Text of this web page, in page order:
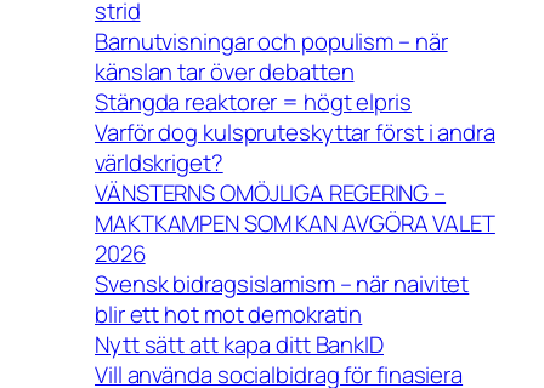
strid
Barnutvisningar och populism – när
känslan tar över debatten
Stängda reaktorer = högt elpris
Varför dog kulspruteskyttar först i andra
världskriget?
VÄNSTERNS OMÖJLIGA REGERING –
MAKTKAMPEN SOM KAN AVGÖRA VALET
2026
Svensk bidragsislamism – när naivitet
blir ett hot mot demokratin
Nytt sätt att kapa ditt BankID
Vill använda socialbidrag för finasiera